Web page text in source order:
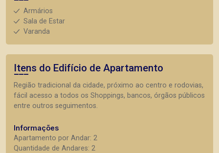
Armários
Sala de Estar
Varanda
Itens do Edifício de Apartamento
Região tradicional da cidade, próximo ao centro e rodovias,
fácil acesso a todos os Shoppings, bancos, órgãos públicos
entre outros seguimentos.
Informações
Apartamento por Andar: 2
Quantidade de Andares: 2